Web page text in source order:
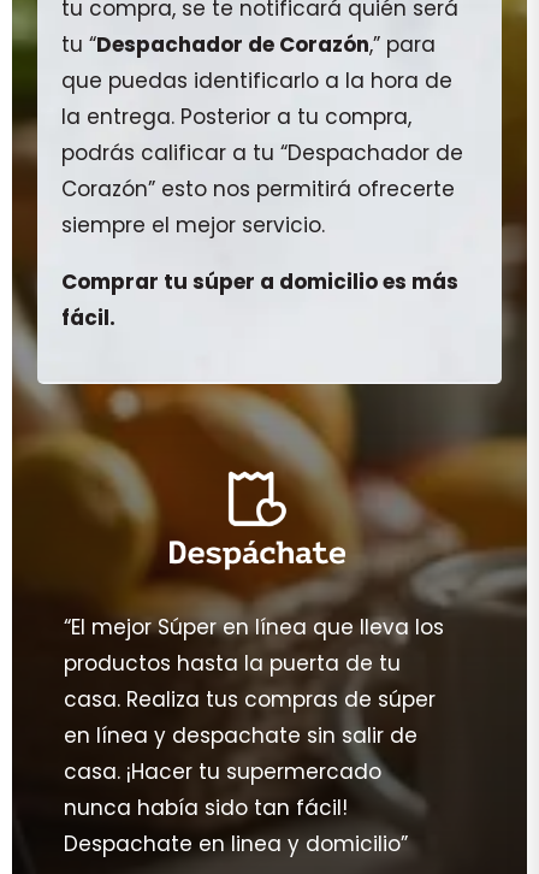
tu compra, se te notificará quién será
tu “Despachador de Corazón,” para
que puedas identificarlo a la hora de
la entrega. Posterior a tu compra,
podrás calificar a tu “Despachador de
Corazón” esto nos permitirá ofrecerte
siempre el mejor servicio.
Comprar tu súper a domicilio es más
fácil.
“El mejor Súper en línea que lleva los
productos hasta la puerta de tu
casa. Realiza tus compras de súper
en línea y despachate sin salir de
casa. ¡Hacer tu supermercado
nunca había sido tan fácil!
Despachate en linea y domicilio”